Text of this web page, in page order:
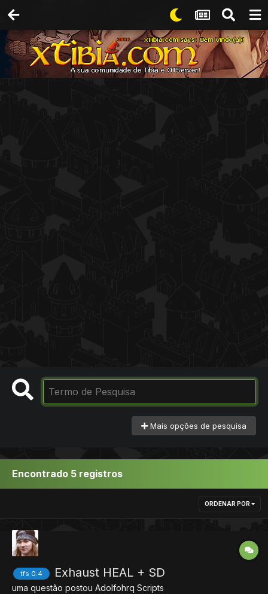
Mais opções de pesquisa
Encontrado 5 registros
ORDENAR POR
tfs 0.4 Exhaust HEAL + SD
uma questão postou Adolfohrq Scripts